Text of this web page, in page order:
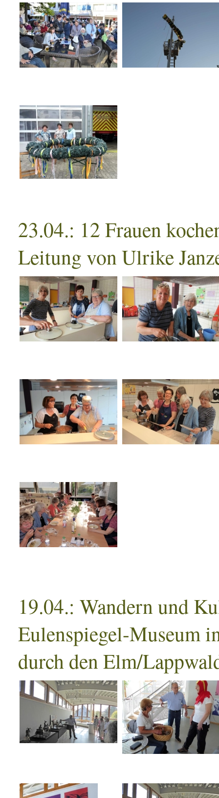
23.04.: 12 Frauen
Leitung von Ulrike
19.04.: Wandern und
Eulenspiegel-Museum
durch den Elm/